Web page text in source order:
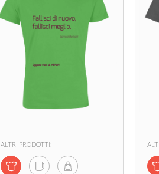
ALTRI PRODOTTI: